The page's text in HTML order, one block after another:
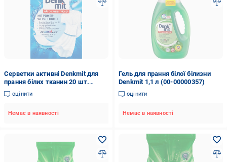
Серветки активні Denkmit для
прання білих тканин 20 шт.
(14120)
оцінити
Немає в наявності
Гель для прання білої білизни
Denkmit 1,1 л (00-00000357)
оцінити
Немає в наявності